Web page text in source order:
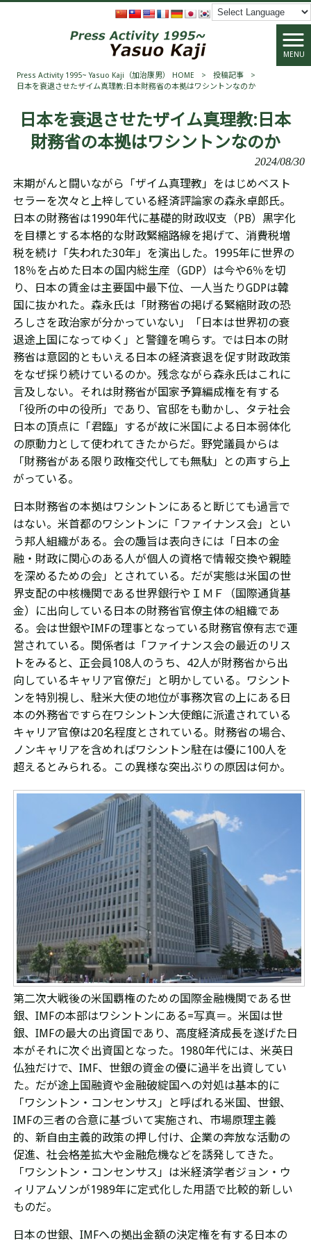
MENU
Press Activity 1995~ Yasuo Kaji（加治康男） HOME > 投稿記事
>
日本を衰退させたザイム真理教:日本財務省の本拠はワシントンなのか
日本を衰退させたザイム真理教:日本
財務省の本拠はワシントンなのか
2024/08/30
末期がんと闘いながら「ザイム真理教」をはじめベスト
セラーを次々と上梓している経済評論家の森永卓郎氏。
日本の財務省は1990年代に基礎的財政収支（PB）黒字化
を目標とする本格的な財政緊縮路線を掲げて、消費税増
税を続け 「失われた30年」を演出した。1995年に世界の
18％を占めた日本の国内総生産（GDP）は今や6％を切
り、日本の賃金は主要国中最下位、一人当たりGDPは韓
国に抜かれた。森永氏は「財務省の掲げる緊縮財政の恐
ろしさを政治家が分かっていない」
「日本は世界初の衰
退途上国になってゆく」
と警鐘を鳴らす。では日本の財
務省は意図的ともいえる日本の経済衰退を促す財政政策
をなぜ採り続けているのか。残念ながら森永氏はこれに
言及しない。それは財務省が国家予算編成権を有する
「役所の中の役所」であり、官邸をも動かし、タテ社会
日本の頂点に「君臨」するが故に米国による 日本弱体化
の原動力として使われてきたからだ。野党議員からは
「財務省がある限り 政権交代しても無駄」との声すら上
がっている。
日本財務省の本拠はワシントンにあると断じても過言で
はない。 米首都のワシントンに「ファイナンス会」とい
う邦人組織がある。 会の趣旨は表向きには「日本の金
融・財政に関心のある人が個人の資格で情報交換や親睦
を深めるための会」とされている。だが実態は米国の世
界支配の中核機関である世界銀行やＩＭＦ（国際通貨基
金）に出向している日本の財務省官僚主体の組織であ
る。 会は世銀やIMFの理事となっている財務官僚有志で運
営されている。関係者は「ファイナンス会の最近のリス
トをみると、正会員108人のうち、42人が財務省から出
向しているキャリア官僚だ」と明かしている。ワシント
ンを特別視し、駐米大使の地位が事務次官の上にある日
本の外務省ですら在ワシントン大使館に派遣されている
キャリア官僚は20名程度とされている。財務省の場合、
ノンキャリアを含めればワシントン駐在は優に100人を
超えるとみられる。この異様な突出ぶりの原因は何か。
第二次大戦後の米国覇権のための国際金融機関である世
銀、 IMFの本部はワシントンにある=写真＝。 米国は世
銀、 IMFの最大の出資国であり、 高度経済成長を遂げた日
本がそれに次ぐ出資国となった。1980年代には、米英日
仏独だけで、IMF、世銀の資金の優に過半を出資してい
た。だが途上国融資や金融破綻国への対処は基本的に
「 ワシントン・コンセンサス」と呼ばれる米国、世銀、
IMFの三者の合意に基づいて実施され、市場原理主義
的、新自由主義的政策の押し付け、企業の奔放な活動の
促進、社会格差拡大や金融危機などを誘発してきた。
「ワシントン・コンセンサス」は米経済学者ジョン・ウ
ィリアムソンが1989年に定式化した用語で比較的新しい
ものだ。
日本の世銀、IMFへの拠出金額の決定権を有する日本の